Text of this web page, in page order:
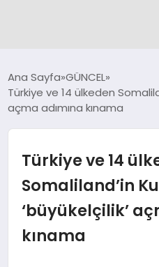
SPOR
DÜNYA
SİYASET
EKONOMİ
Ana Sayfa GÜNCEL
Türkiye ve 14 ülkeden
açma adımına kınama
Türkiye ve 14
Somaliland’in
‘büyükelçilik’
kınama